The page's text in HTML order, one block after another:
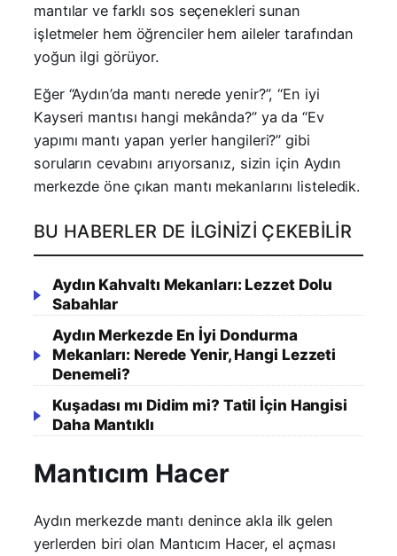
mantılar ve farklı sos seçenekleri sunan
işletmeler hem öğrenciler hem aileler tarafından
yoğun ilgi görüyor.
Eğer “Aydın’da mantı nerede yenir?”, “En iyi
Kayseri mantısı hangi mekânda?” ya da “Ev
yapımı mantı yapan yerler hangileri?” gibi
soruların cevabını arıyorsanız, sizin için Aydın
merkezde öne çıkan mantı mekanlarını listeledik.
BU HABERLER DE İLGINIZI ÇEKEBILIR
Aydın Kahvaltı Mekanları: Lezzet Dolu
Sabahlar
Aydın Merkezde En İyi Dondurma
Mekanları: Nerede Yenir, Hangi Lezzeti
Denemeli?
Kuşadası mı Didim mi? Tatil İçin Hangisi
Daha Mantıklı
Mantıcım Hacer
Aydın merkezde mantı denince akla ilk gelen
yerlerden biri olan Mantıcım Hacer, el açması